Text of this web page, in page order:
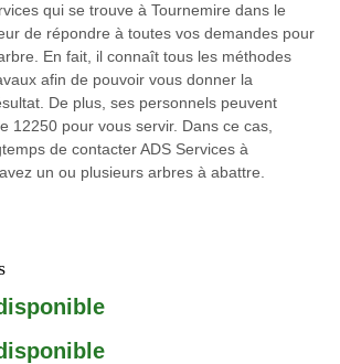
qui se trouve à Tournemire dans le
de répondre à toutes vos demandes pour
En fait, il connaît tous les méthodes
afin de pouvoir vous donner la
De plus, ses personnels peuvent
12250 pour vous servir. Dans ce cas,
de contacter ADS Services à
un ou plusieurs arbres à abattre.